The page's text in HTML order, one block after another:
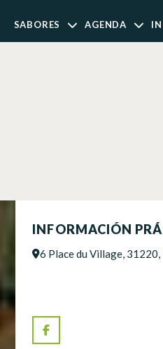
SABORES AGENDA
INFORMACIÓN
6 Place du Village, 31220,